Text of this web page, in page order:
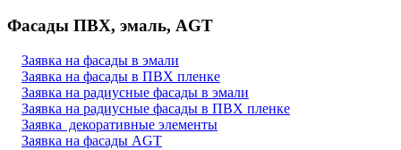
Фасады ПВХ, эмаль, AGT
Заявка на фасады в эмали
Заявка на фасады в ПВХ пленке
Заявка на радиусные фасады в эмали
Заявка на радиусные фасады в ПВХ пленке
Заявка декоративные элементы
Заявка на фасады AGT